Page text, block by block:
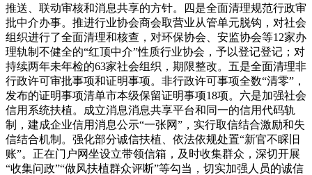
推送、联动审核和消息共享的方针。四是全面清理规范行政审
批中介办事。推进行业协会商会取营业从管单元脱钩，对社会
组织进行了全面清理和核查，对环保协会、安监协会等12家办
理轨制不健全的“红顶中介”性质行业协会，予以登记登记；对
持续两年未年检的63家社会组织，期限整改。五是全面清理非
行政许可审批事项和证明事项。非行政许可事项全数“清零”，
发布的证明事项清单市本级保留证明事项18项。六是加强社会
信用系统扶植。成立消息消息共享平台和同一的信用代码轨
制，建成企业信用消息公示“一张网”，实行取信结合激励和失
信结合机制。强化部分诚信扶植、依法依规处置“新官不睬旧
账”。正在门户网坐设立带领信箱，及时收集群众，深切开展
“收集问政”“做风扶植群众评断”等勾当，切实加强人员的诚信